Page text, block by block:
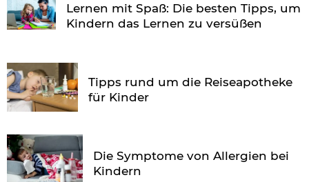
Lernen mit Spaß: Die besten Tipps, um
Kindern das Lernen zu versüßen
Tipps rund um die Reiseapotheke
für Kinder
Die Symptome von Allergien bei
Kindern